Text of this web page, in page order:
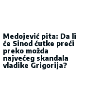
Medojević pita: Da li
će Sinod ćutke preći
preko možda
najvećeg skandala
vladike Grigorija?